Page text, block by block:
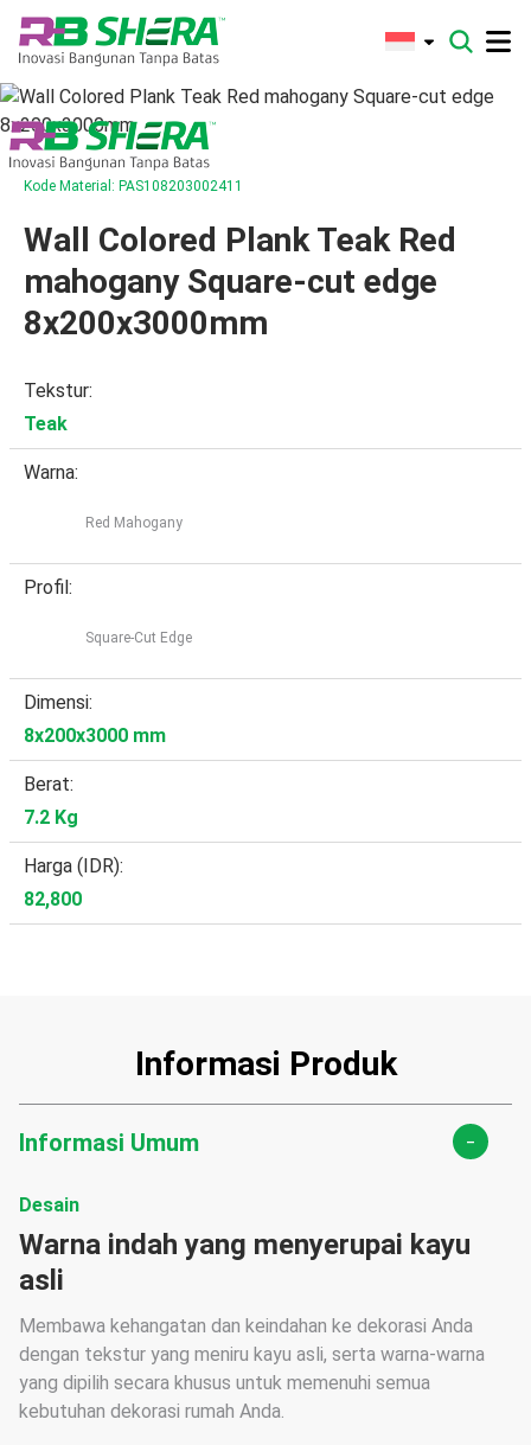
Lewati ke konten
Kode Material: PAS108203002411
Wall Colored Plank Teak Red
mahogany Square-cut edge
8x200x3000mm
Tekstur:
Teak
Warna:
Red Mahogany
Profil:
Square-Cut Edge
Dimensi:
8x200x3000 mm
Berat:
7.2 Kg
Harga (IDR):
82,800
Informasi Produk
Informasi Umum -
Desain
Warna indah yang menyerupai kayu
asli
Membawa kehangatan dan keindahan ke dekorasi Anda
dengan tekstur yang meniru kayu asli, serta warna-warna
yang dipilih secara khusus untuk memenuhi semua
kebutuhan dekorasi rumah Anda.